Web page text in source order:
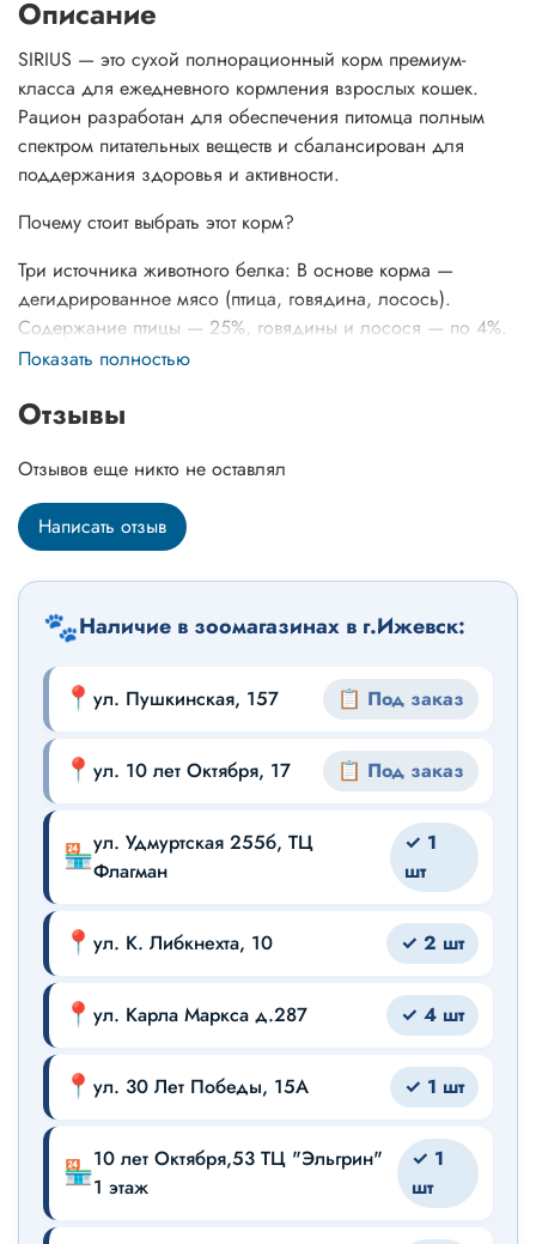
Описание
SIRIUS — это сухой полнорационный корм премиум-
класса для ежедневного кормления взрослых кошек.
Рацион разработан для обеспечения питомца полным
спектром питательных веществ и сбалансирован для
поддержания здоровья и активности.
Почему стоит выбрать этот корм?
Три источника животного белка: В основе корма —
дегидрированное мясо (птица, говядина, лосось).
Содержание птицы — 25%, говядины и лосося — по 4%.
Это обеспечивает организм качественным белком для
Забота о пищеварении и иммунитете: Уникальный
синбиотический комплекс PROSTOR+ (пробиотики 4-го
улучшает пищеварение и укрепляет иммунитет.
содержание Омега-3 и Омега-6 жирных кислот
способствует поддержанию здоровья сердца, мозга,
качество шерсти.
Дополнительная польза: Содержит таурин для здоровья
сердца и зрения, метионин для поддержки иммунитета, а
также экстракт юкки Шидигера, уменьшающий
Показать полностью
Отзывы
Отзывов еще никто не оставлял
Написать отзыв
🐾Наличие в зоомагазинах в г.Ижевск:
📍 ул. Пушкинская, 157 📋 Под заказ
📍 ул. 10 лет Октября, 17 📋 Под заказ
🏪ул. Удмуртская 255б, ТЦ
Флагман
✓ 1
шт
📍 ул. К. Либкнехта, 10 ✓ 2 шт
📍 ул. Карла Маркса д.287 ✓ 4 шт
📍 ул. 30 Лет Победы, 15А ✓ 1 шт
🏪10 лет Октября,53 ТЦ "Эльгрин"
1 этаж
✓ 1
шт